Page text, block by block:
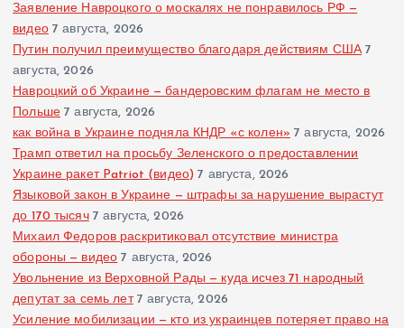
Заявление Навроцкого о москалях не понравилось РФ —
видео 7 августа, 2026
Путин получил преимущество благодаря действиям США 7
августа, 2026
Навроцкий об Украине — бандеровским флагам не место в
Польше 7 августа, 2026
как война в Украине подняла КНДР «с колен» 7 августа, 2026
Трамп ответил на просьбу Зеленского о предоставлении
Украине ракет Patriot (видео) 7 августа, 2026
Языковой закон в Украине — штрафы за нарушение вырастут
до 170 тысяч 7 августа, 2026
Михаил Федоров раскритиковал отсутствие министра
обороны — видео 7 августа, 2026
Увольнение из Верховной Рады — куда исчез 71 народный
депутат за семь лет 7 августа, 2026
Усиление мобилизации — кто из украинцев потеряет право на